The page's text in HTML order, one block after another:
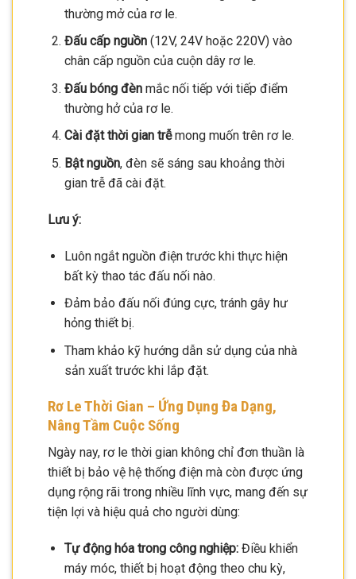
thường mở của rơ le.
Đấu cấp nguồn(12V, 24V hoặc 220V) vào
chân cấp nguồn của cuộn dây rơ le.
Đấu bóng đènmắc nối tiếp với tiếp điểm
thường hở của rơ le.
Cài đặt thời gian trễmong muốn trên rơ le.
Bật nguồn, đèn sẽ sáng sau khoảng thời
gian trễ đã cài đặt.
Lưu ý:
Luôn ngắt nguồn điện trước khi thực hiện
bất kỳ thao tác đấu nối nào.
Đảm bảo đấu nối đúng cực, tránh gây hư
hỏng thiết bị.
Tham khảo kỹ hướng dẫn sử dụng của nhà
sản xuất trước khi lắp đặt.
Rơ Le Thời Gian – Ứng Dụng Đa Dạng,
Nâng Tầm Cuộc Sống
Ngày nay, rơ le thời gian không chỉ đơn thuần là
thiết bị bảo vệ hệ thống điện mà còn được ứng
dụng rộng rãi trong nhiều lĩnh vực, mang đến sự
tiện lợi và hiệu quả cho người dùng:
Tự động hóa trong công nghiệp:Điều khiển
máy móc, thiết bị hoạt động theo chu kỳ,